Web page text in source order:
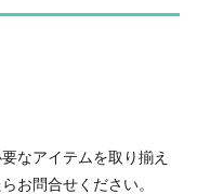
なアイテムを取り揃え
お問合せください。